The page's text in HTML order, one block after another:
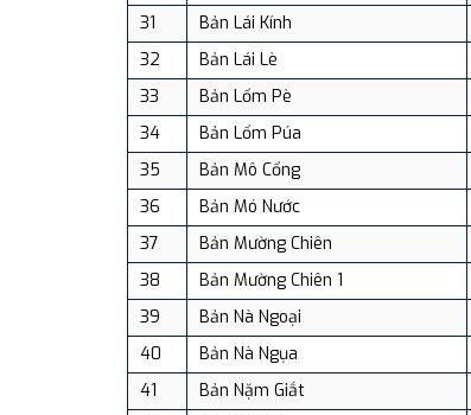
31
Bản Lái Kính
32
Bản Lái Lè
33
Bản Lốm Pè
34
Bản Lốm Púa
35
Bản Mô Cổng
36
Bản Mó Nước
37
Bản Mường Chiên
38
Bản Mường Chiên 1
39
Bản Nà Ngoại
40
Bản Nà Ngụa
41
Bản Nặm Giắt